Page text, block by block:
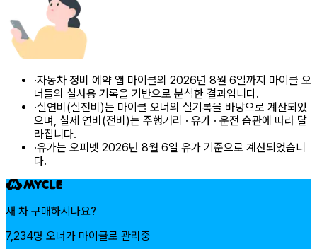
·자동차 정비 예약 앱 마이클의 2026년 8월 6일까지 마이클 오
너들의 실사용 기록을 기반으로 분석한 결과입니다.
·실연비(실전비)는 마이클 오너의 실기록을 바탕으로 계산되었
으며, 실제 연비(전비)는 주행거리 · 유가 · 운전 습관에 따라 달
라집니다.
·유가는 오피넷 2026년 8월 6일 유가 기준으로 계산되었습니
다.
새 차 구매하시나요?
7,234명 오너가 마이클로 관리중